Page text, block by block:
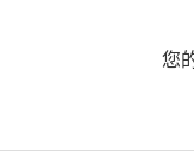
您